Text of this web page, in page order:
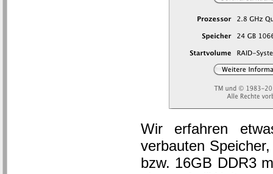
Wir erfahren
verbauten
bzw. 16GB DDR3